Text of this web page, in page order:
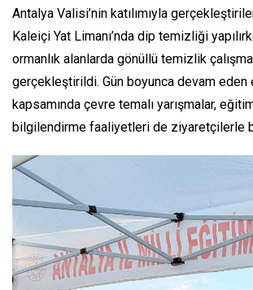
Antalya Valisi’nin katılımıyla
Kaleiçi Yat Limanı’nda dip temizliği
ormanlık alanlarda gönüllü temizlik
gerçekleştirildi. Gün boyunca devam eden
kapsamında çevre temalı yarışmalar,
bilgilendirme faaliyetleri de ziyaretçilerle